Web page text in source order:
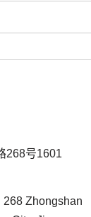
268号1601
268 Zhongshan